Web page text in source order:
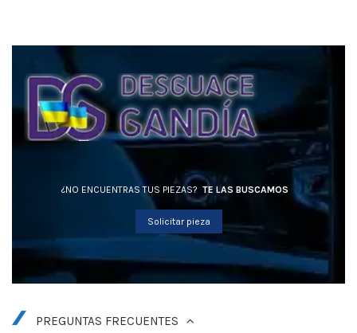
¿NO ENCUENTRAS TUS PIEZAS? TE LAS BUSCAMOS
Solicitar pieza
PREGUNTAS FRECUENTES